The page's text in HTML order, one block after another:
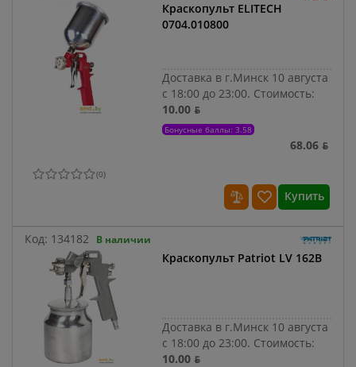
Краскопульт ELITECH
0704.010800
Доставка в г.Минск 10 августа
с 18:00 до 23:00. Стоимость:
10.00 ƃ
Бонусные баллы: 3.58
68.06 ƃ
(0)
Купить
Код: 134182 В наличии
Краскопульт Patriot LV 162B
Доставка в г.Минск 10 августа
с 18:00 до 23:00. Стоимость:
10.00 ƃ